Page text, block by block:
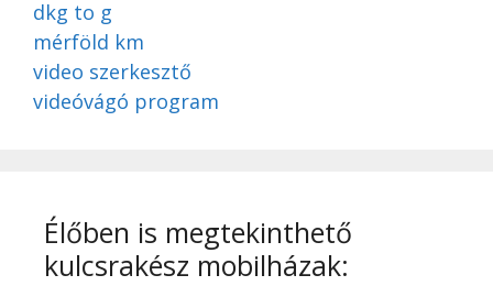
dkg to g
mérföld km
video szerkesztő
videóvágó program
Élőben is megtekinthető
kulcsrakész mobilházak: